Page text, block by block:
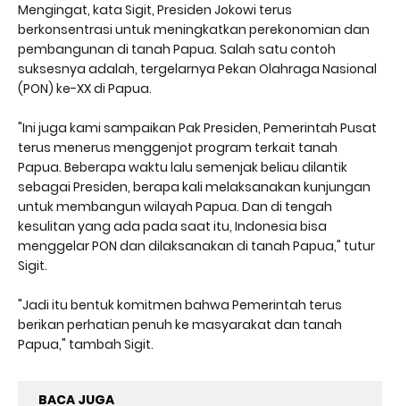
Mengingat, kata Sigit, Presiden Jokowi terus
berkonsentrasi untuk meningkatkan perekonomian dan
pembangunan di tanah Papua. Salah satu contoh
suksesnya adalah, tergelarnya Pekan Olahraga Nasional
(PON) ke-XX di Papua.
"Ini juga kami sampaikan Pak Presiden, Pemerintah Pusat
terus menerus menggenjot program terkait tanah
Papua. Beberapa waktu lalu semenjak beliau dilantik
sebagai Presiden, berapa kali melaksanakan kunjungan
untuk membangun wilayah Papua. Dan di tengah
kesulitan yang ada pada saat itu, Indonesia bisa
menggelar PON dan dilaksanakan di tanah Papua," tutur
Sigit.
"Jadi itu bentuk komitmen bahwa Pemerintah terus
berikan perhatian penuh ke masyarakat dan tanah
Papua," tambah Sigit.
BACA JUGA